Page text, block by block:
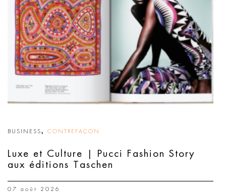
BUSINESS, CONTREFAÇON
Luxe et Culture | Pucci Fashion Story
aux éditions Taschen
07 août 2026